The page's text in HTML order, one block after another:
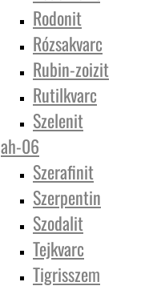
Rodonit
Rózsakvarc
Rubin-zoizit
Rutilkvarc
Szelenit
ah-06
Szerafinit
Szerpentin
Szodalit
Tejkvarc
Tigrisszem